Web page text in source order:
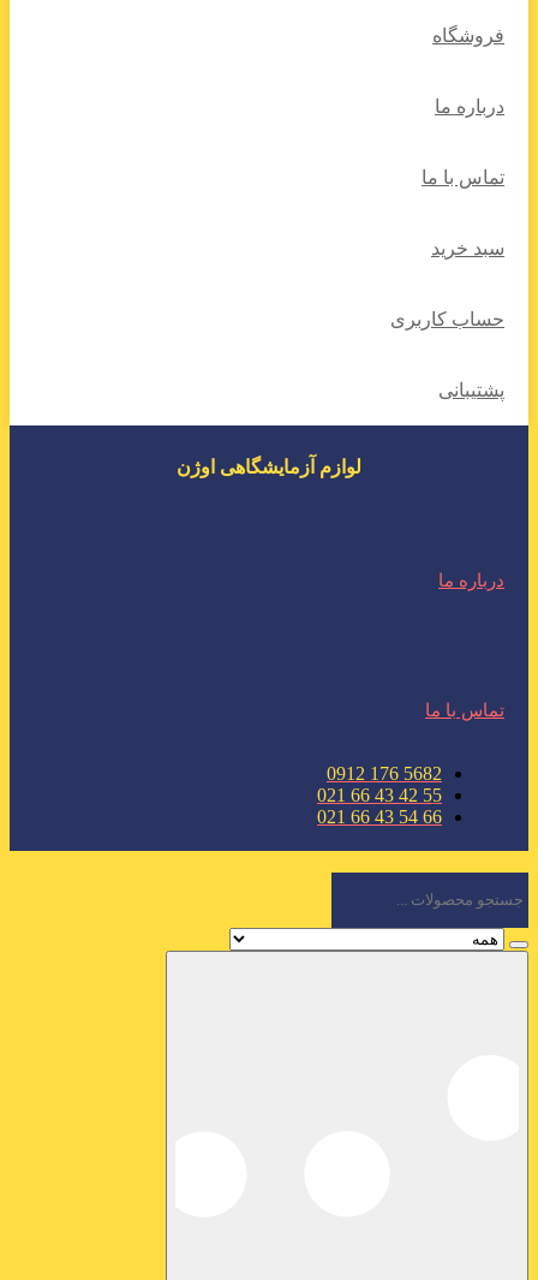
فروشگاه
درباره ما
تماس با ما
سبد خرید
حساب کاربری
پشتیبانی
لوازم آزمایشگاهی اوژن
درباره ما
تماس با ما
5682 176 0912
55 42 43 66 021
66 54 43 66 021